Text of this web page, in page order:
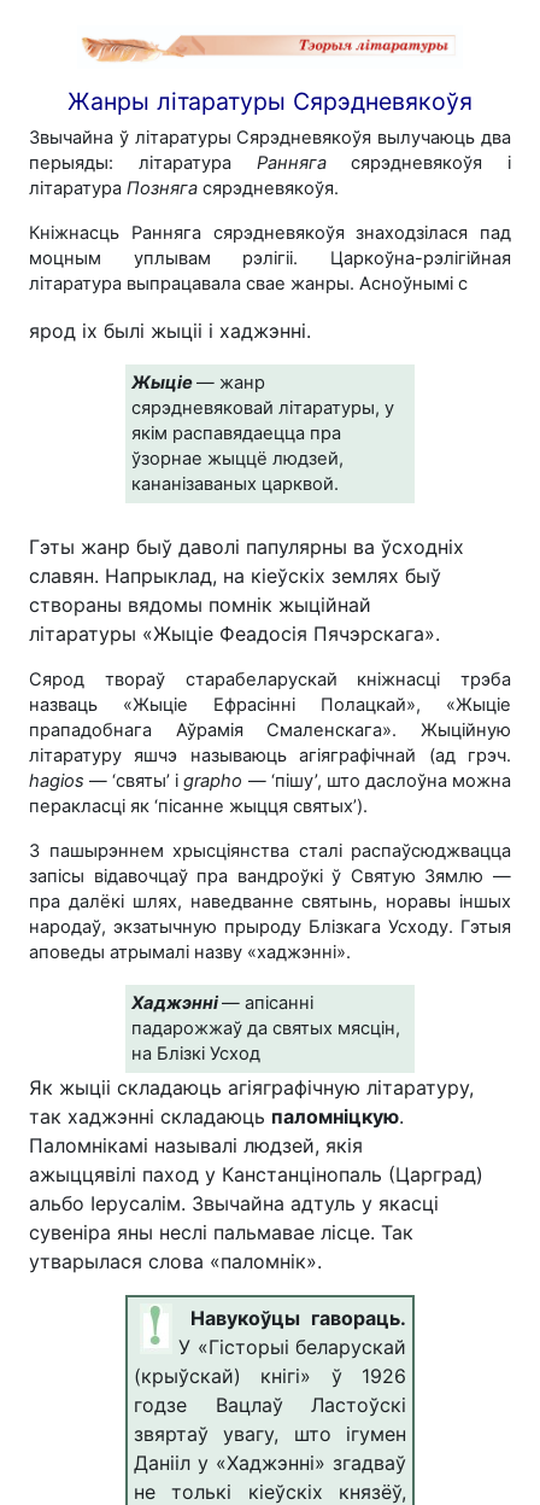
Жанры літаратуры Сярэдневякоўя
Звычайна ў літаратуры Сярэдневякоўя вылучаюць два
перыяды: літаратура Раннягасярэдневякоўя і
літаратура Позняга сярэдневякоўя.
Кніжнасць Ранняга сярэдневякоўя знаходзілася пад
моцным уплывам рэлігіі. Царкоўна-рэлігійная
літаратура выпрацавала свае жанры. Асноўнымі с
ярод іх былі жыціі і хаджэнні.
Жыціе— жанр
сярэдневяковай літаратуры, у
якім распавядаецца пра
ўзорнае жыццё людзей,
кананізаваных царквой.
Гэты жанр быў даволі папулярны ва ўсходніх
славян. Напрыклад, на кіеўскіх землях быў
створаны вядомы помнік жыційнай
літаратуры «Жыціе Феадосія Пячэрскага».
Сярод твораў старабеларускай кніжнасці трэба
назваць «Жыціе Ефрасінні Полацкай», «Жыціе
прападобнага Аўрамія Смаленскага». Жыційную
літаратуру яшчэ называюць агіяграфічнай (ад грэч.
hagіos — ‘святы’ іgrapho — ‘пішу’, што даслоўна можна
перакласці як ‘пісанне жыцця святых’).
З пашырэннем хрысціянства сталі распаўсюджвацца
запісы відавочцаў пра вандроўкі ў Святую Зямлю —
пра далёкі шлях, наведванне святынь, норавы іншых
народаў, экзатычную прыроду Блізкага Усходу. Гэтыя
аповеды атрымалі назву «хаджэнні».
Хаджэннi— апiсаннi
падарожжаў да святых мясцiн,
на Блiзкi Усход
Як жыціі складаюць агіяграфічную літаратуру,
так хаджэнні складаюць паломніцкую.
Паломнікамі называлі людзей, якія
ажыццявілі паход у Канстанцінопаль (Царград)
альбо Іерусалім. Звычайна адтуль у якасці
сувеніра яны неслі пальмавае лісце. Так
утварылася слова «паломнік».
Навукоўцы гавораць.
У «Гісторыі беларускай
(крыўскай) кнігі» ў 1926
годзе Вацлаў Ластоўскі
звяртаў увагу, што ігумен
Данііл у «Хаджэнні» згадваў
не толькі кіеўскіх князёў,